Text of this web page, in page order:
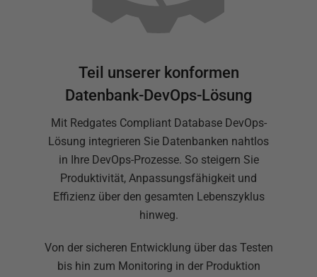
Teil unserer konformen
Datenbank-DevOps-Lösung
Mit Redgates Compliant Database DevOps-
Lösung integrieren Sie Datenbanken nahtlos
in Ihre DevOps-Prozesse. So steigern Sie
Produktivität, Anpassungsfähigkeit und
Effizienz über den gesamten Lebenszyklus
hinweg.
Von der sicheren Entwicklung über das Testen
bis hin zum Monitoring in der Produktion